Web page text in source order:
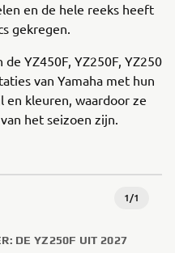
en de hele reeks heeft
gekregen.
YZ450F, YZ250F, YZ250
van Yamaha met hun
kleuren, waardoor ze
het seizoen zijn.
1/1
DE YZ250F UIT 2027